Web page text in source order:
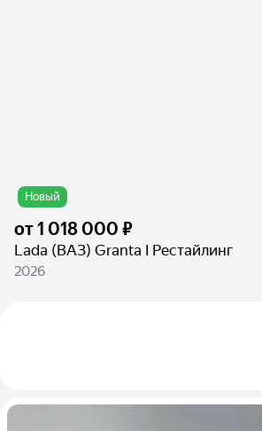
Новый
от1 018 000 ₽
Lada (ВАЗ) Granta I Рестайлинг
2026